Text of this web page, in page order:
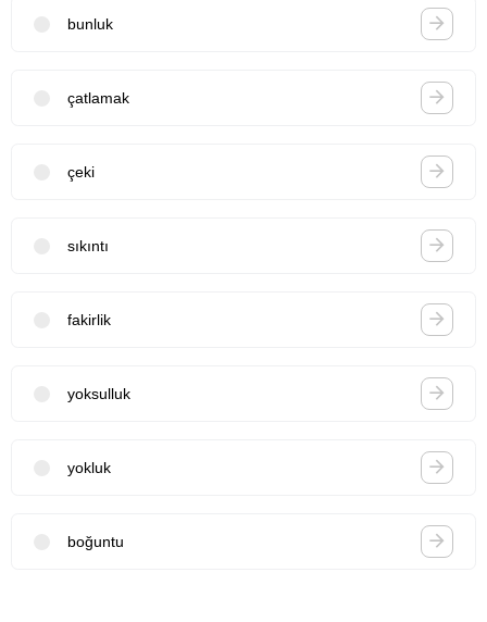
bunluk
çatlamak
çeki
sıkıntı
fakirlik
yoksulluk
yokluk
boğuntu